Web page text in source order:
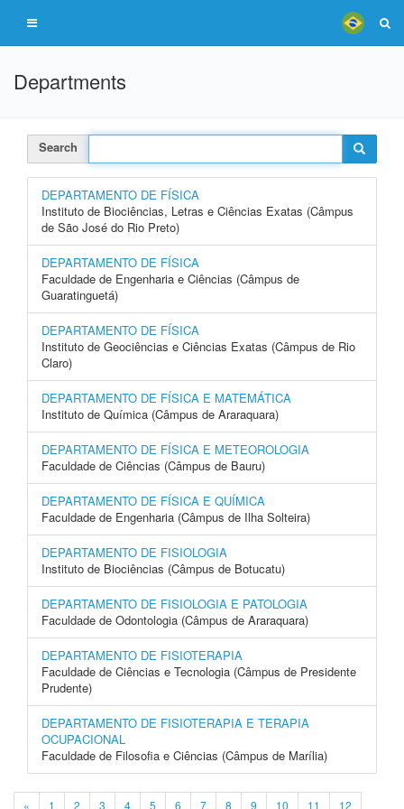
Departments
Search
DEPARTAMENTO DE FÍSICA
Instituto de Biociências, Letras e Ciências Exatas (Câmpus
de São José do Rio Preto)
DEPARTAMENTO DE FÍSICA
Faculdade de Engenharia e Ciências (Câmpus de
Guaratinguetá)
DEPARTAMENTO DE FÍSICA
Instituto de Geociências e Ciências Exatas (Câmpus de Rio
Claro)
DEPARTAMENTO DE FÍSICA E MATEMÁTICA
Instituto de Química (Câmpus de Araraquara)
DEPARTAMENTO DE FÍSICA E METEOROLOGIA
Faculdade de Ciências (Câmpus de Bauru)
DEPARTAMENTO DE FÍSICA E QUÍMICA
Faculdade de Engenharia (Câmpus de Ilha Solteira)
DEPARTAMENTO DE FISIOLOGIA
Instituto de Biociências (Câmpus de Botucatu)
DEPARTAMENTO DE FISIOLOGIA E PATOLOGIA
Faculdade de Odontologia (Câmpus de Araraquara)
DEPARTAMENTO DE FISIOTERAPIA
Faculdade de Ciências e Tecnologia (Câmpus de Presidente
Prudente)
DEPARTAMENTO DE FISIOTERAPIA E TERAPIA
OCUPACIONAL
Faculdade de Filosofia e Ciências (Câmpus de Marília)
« 1 2 3 4 5 6 7 8 9 10 11 12